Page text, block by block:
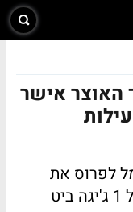
האוצר אישר
לפרוס את
רשת סיבים אופטיים במהירות של 1 ג'יגה ביט